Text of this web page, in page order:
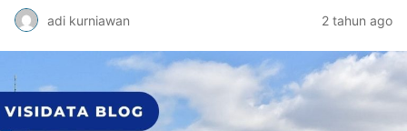
adi kurniawan 2 tahun ago